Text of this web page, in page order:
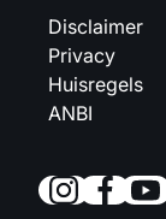
Disclaimer
Privacy
Huisregels
ANBI